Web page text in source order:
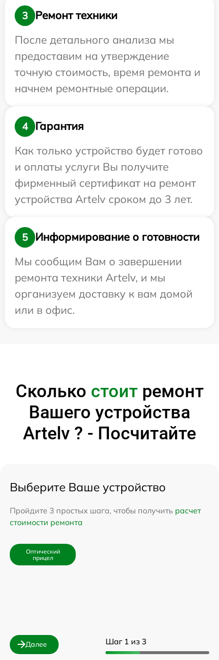
3
Ремонт техники
После детального анализа мы
предоставим на утверждение
точную стоимость, время ремонта и
начнем ремонтные операции.
4
Гарантия
Как только устройство будет готово
и оплаты услуги Вы получите
фирменный сертификат на ремонт
устройства Artelv сроком до 3 лет.
5
Информирование о готовности
Мы сообщим Вам о завершении
ремонта техники Artelv, и мы
организуем доставку к вам домой
или в офис.
Сколько стоитремонт
Вашего устройства
Artelv ? - Посчитайте
Шаг 1 из 3
Выберите Ваше устройство
Пройдите 3 простых шага, чтобы получить расчет
стоимости ремонта
Оптический
прицел
Далее